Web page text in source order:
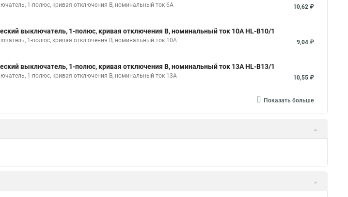
1-полюс, кривая отключения B, номинальный ток 6А 10,62 ₽
выключатель, 1-полюс, кривая отключения B, номинальный ток 10А HL-B10/1
1-полюс, кривая отключения B, номинальный ток 10А 9,04 ₽
выключатель, 1-полюс, кривая отключения B, номинальный ток 13А HL-B13/1
1-полюс, кривая отключения B, номинальный ток 13А 10,55 ₽
Показать больше